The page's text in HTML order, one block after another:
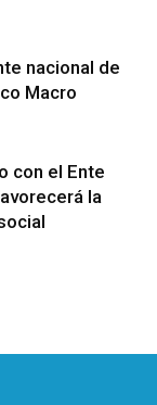
nacional de
Macro
con el Ente
la